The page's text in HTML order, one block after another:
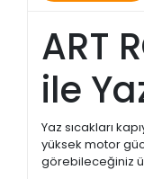
ART
ile
Yaz sıcakları
yüksek motor
görebileceğiniz